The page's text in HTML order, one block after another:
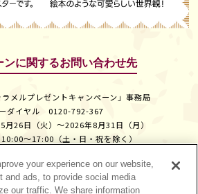
ンに関するお問い合わせ先
ラメルプレゼントキャンペーン」事務局
ダイヤル 0120-792-367
⽉26⽇（⽕）〜2026年8⽉31⽇（⽉）
〜17:00（土・日・祝を除く）
your experience on our website,
and ads, to provide social media
our traffic. We share information